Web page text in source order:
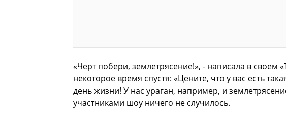
«Черт побери, землетрясение!», - написала в своем
некоторое время спустя: «Цените, что у вас есть
день жизни! У нас ураган, например, и
участниками шоу ничего не случилось.